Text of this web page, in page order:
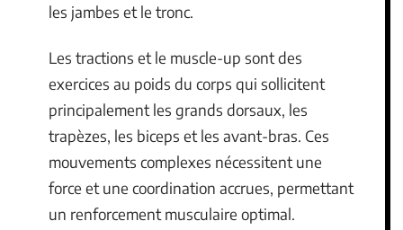
les jambes et le tronc.
Les tractions et le muscle-up sont des
exercices au poids du corps qui sollicitent
principalement les grands dorsaux, les
trapèzes, les biceps et les avant-bras. Ces
mouvements complexes nécessitent une
force et une coordination accrues, permettant
un renforcement musculaire optimal.